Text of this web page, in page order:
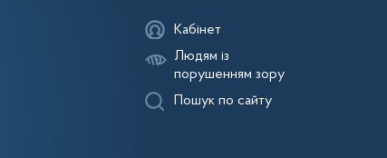
Кабінет
Людям із
порушенням зору
Пошук по сайту